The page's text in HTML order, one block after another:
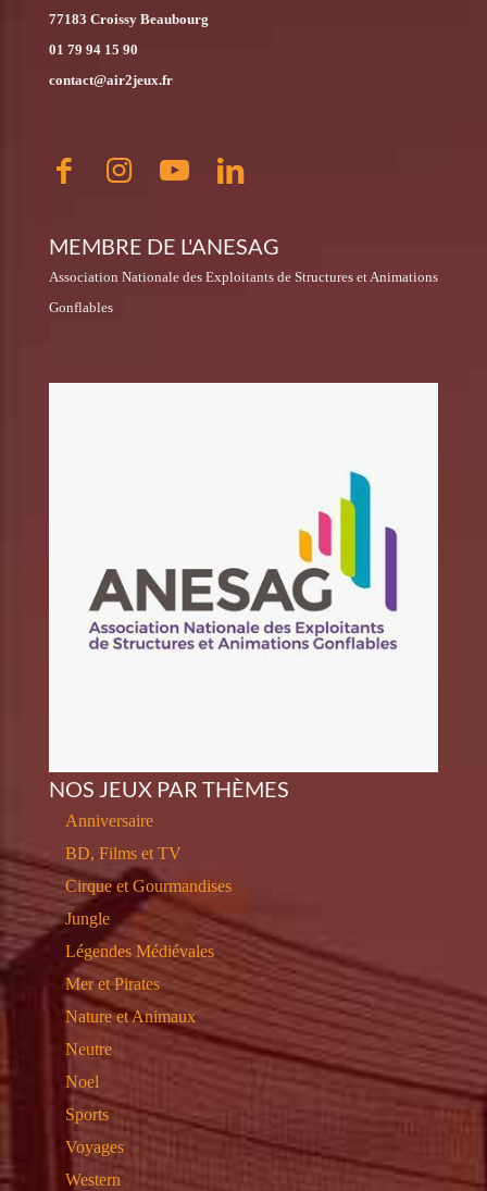
77183 Croissy Beaubourg
01 79 94 15 90
contact@air2jeux.fr
MEMBRE DE L'ANESAG
Association Nationale des Exploitants de Structures et Animations
Gonflables
NOS JEUX PAR THÈMES
Anniversaire
BD, Films et TV
Cirque et Gourmandises
Jungle
Légendes Médiévales
Mer et Pirates
Nature et Animaux
Neutre
Noel
Sports
Voyages
Western